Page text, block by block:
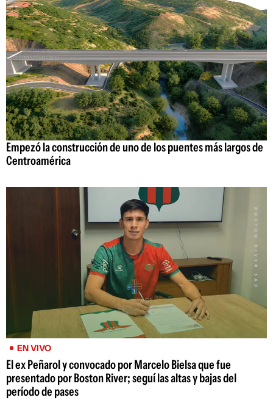
Empezó la construcción de uno de los puentes más largos de
Centroamérica
EN VIVO
El ex Peñarol y convocado por Marcelo Bielsa que fue
presentado por Boston River; seguí las altas y bajas del
período de pases